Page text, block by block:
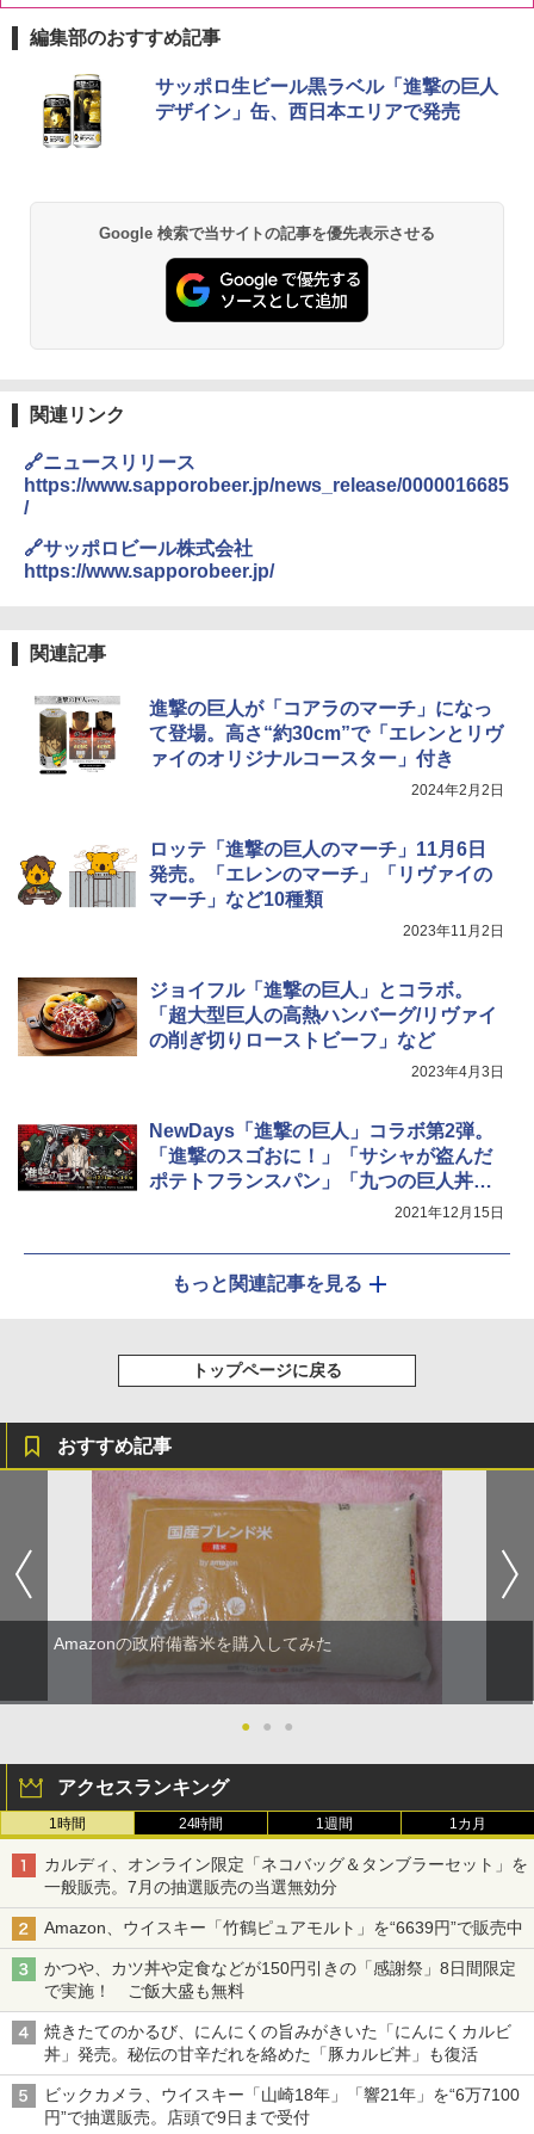
ブラックニッカ ニッカ Nikka ウィスキ
ー4000ml ブラックニッカクリア ウヰス
キー 【日本 アサヒ ウィスキー】 大容量
角瓶 2700ml サントリー ウイスキー ハ
イボール 大容量
￥6,783
サントリー シングルモルト ウイスキー
白州 Story of the Distillery 2026 化粧箱
￥20,000
チキンラーメン どんぶり 85g×12個 日清
食品 インスタント カップ麺
【公式】ブタメン とんこつ味 35g×15個
| 業務用 夜食 カップラーメン ミニカップ
麺 小腹 インスタント アウトドアにも ロ
ーリングストック 大人買い おやつカン
パニー
3
らに塩分控えめ 78g×12個
￥2,698
マルちゃん マルちゃんZUBAAAN! 横浜
￥341
[山善] スチームオーブンレンジ 25L 一人
暮らし 二人暮らし フラットテーブル ス
チーム調理 自動メニュー19種搭載 角皿
シャープ 過熱水蒸気 オーブンレンジ 26
L コンベクション 2段調理 ホワイト RE-
SS26B-W
人暮らし フラットテーブル グレー YRZ-
￥34,280
4
0℃ 1段調理 フラットテーブル 電子レン
ジ 赤外線センサー ノンフライ調理 簡単
お手入れ 小型 新生活 一人暮らし 二人暮
らし ファミリー
5
シャープ ウォーターオーブン ヘルシオ
AX-XJ1-B ブラック 30L 2段調理 コンベ
編集部のおすすめ記事
サッポロ生ビール黒ラベル「進撃の巨人
デザイン」缶、西日本エリアで発売
Google 検索で当サイトの記事を優先表示させる
関連リンク
🔗ニュースリリース
https://www.sapporobeer.jp/news_release/0000016685
/
🔗サッポロビール株式会社
https://www.sapporobeer.jp/
関連記事
進撃の巨人が「コアラのマーチ」になっ
て登場。高さ“約30cm”で「エレンとリヴ
ァイのオリジナルコースター」付き
2024年2月2日
ロッテ「進撃の巨人のマーチ」11月6日
発売。「エレンのマーチ」「リヴァイの
マーチ」など10種類
2023年11月2日
ジョイフル「進撃の巨人」とコラボ。
「超大型巨人の高熱ハンバーグ/リヴァイ
の削ぎ切りローストビーフ」など
2023年4月3日
NewDays「進撃の巨人」コラボ第2弾。
「進撃のスゴおに！」「サシャが盗んだ
ポテトフランスパン」「九つの巨人丼」
2021年12月15日
もっと関連記事を見る
トップページに戻る
おすすめ記事
Amazonの政府備蓄米を購入してみた
● ● ●
アクセスランキング
1時間 24時間 1週間 1カ月
カルディ、オンライン限定「ネコバッグ＆タンブラーセット」を
一般販売。7月の抽選販売の当選無効分
Amazon、ウイスキー「竹鶴ピュアモルト」を“6639円”で販売中
かつや、カツ丼や定食などが150円引きの「感謝祭」8日間限定
で実施！ ご飯大盛も無料
焼きたてのかるび、にんにくの旨みがきいた「にんにくカルビ
丼」発売。秘伝の甘辛だれを絡めた「豚カルビ丼」も復活
ビックカメラ、ウイスキー「山崎18年」「響21年」を“6万7100
円”で抽選販売。店頭で9日まで受付